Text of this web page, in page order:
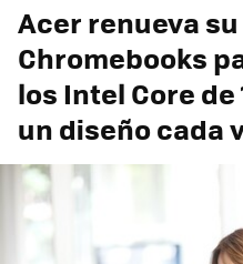
Acer renueva
Chromebooks
los Intel Core de
un diseño cada